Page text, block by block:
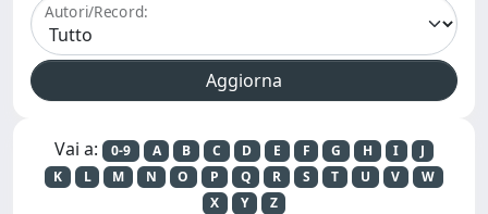
Autori/Record:
Vai a: 0-9 A B C D E F G H I
J
K
L M N O P Q R S T U V
W
X
Y Z